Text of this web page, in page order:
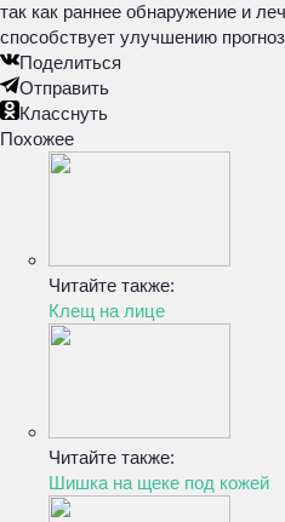
так как раннее обнаружение и
способствует улучшению
Поделиться
Отправить
Класснуть
Похожее
Читайте также:
Клещ на лице
Читайте также:
Шишка на щеке под кожей